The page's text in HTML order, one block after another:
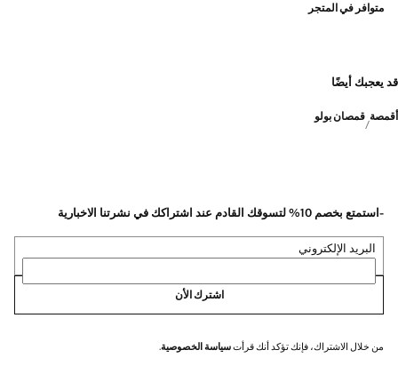
متوافر في المتجر
قد يعجبك أيضًا
أقمصة قمصان بولو
-استمتع بخصم 10% لتسوقك القادم عند اشتراكك في نشرتنا الاخبارية
البريد الإلكتروني
اشترك الأن
من خلال الاشتراك، فإنك تؤكد أنك قرأتسياسة الخصوصية.